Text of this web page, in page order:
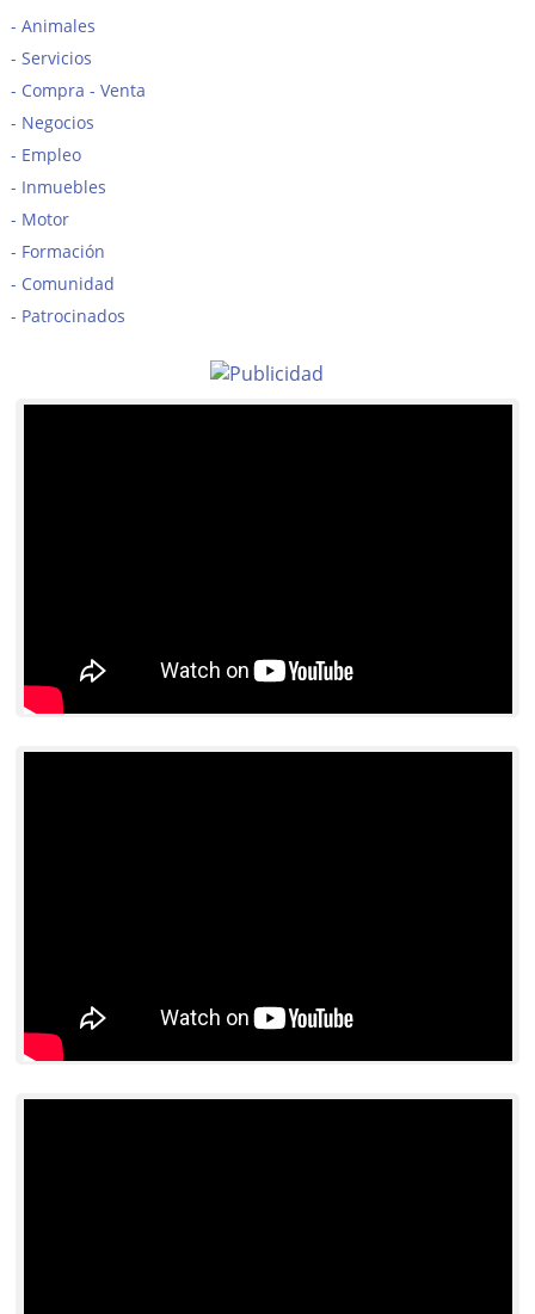
Animales
Servicios
Compra - Venta
Negocios
Empleo
Inmuebles
Motor
Formación
Comunidad
Patrocinados